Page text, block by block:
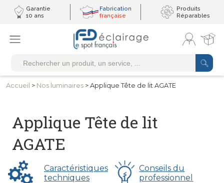
Garantie
10 ans
Fabrication
française
Produits
Réparables
Accueil > Nos luminaires > Applique Tête de lit AGATE
Applique Tête de lit
AGATE
Caractéristiques
techniques
Conseils du
professionnel